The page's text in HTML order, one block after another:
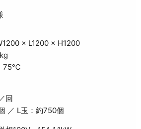
× L1200 × H1200
75℃
回
／ L玉：約750個